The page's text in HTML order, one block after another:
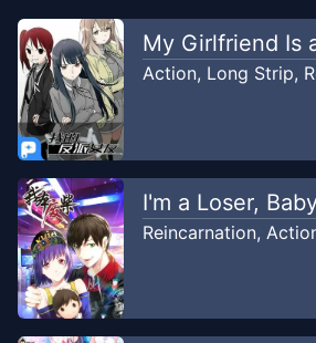
My Girlfriend Is
Action, Long Strip,
I'm a Loser,
Reincarnation,